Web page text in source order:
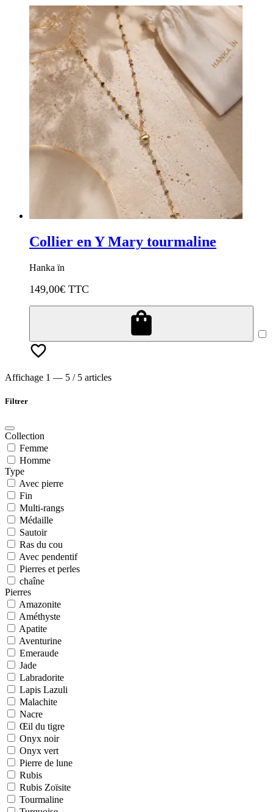
Collier en Y Mary tourmaline
Hanka ïn
149,00€ TTC
Affichage 1 — 5 / 5 articles
Filtrer
Collection
Femme
Homme
Type
Avec pierre
Fin
Multi-rangs
Médaille
Sautoir
Ras du cou
Avec pendentif
Pierres et perles
chaîne
Pierres
Amazonite
Améthyste
Apatite
Aventurine
Emeraude
Jade
Labradorite
Lapis Lazuli
Malachite
Nacre
Œil du tigre
Onyx noir
Onyx vert
Pierre de lune
Rubis
Rubis Zoïsite
Tourmaline